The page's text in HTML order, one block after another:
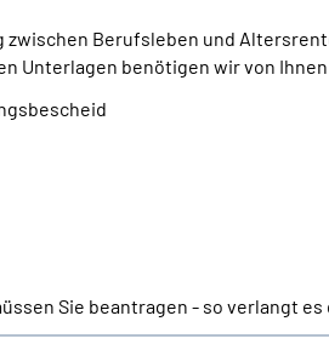
Berufsleben und
Unterlagen benötigen wir von
Sie beantragen - so verlangt es